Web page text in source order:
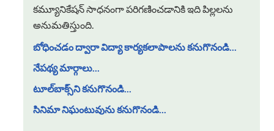
కమ్యూనికేషన్ సాధనంగా పరిగణించడానికి ఇది పిల్లలను
అనుమతిస్తుంది.
బోధించడం ద్వారా విద్యా కార్యకలాపాలను కనుగొనండి...
నేపథ్య మార్గాలు...
టూల్‌బాక్స్‌ని కనుగొనండి...
సినిమా నిఘంటువును కనుగొనండి...